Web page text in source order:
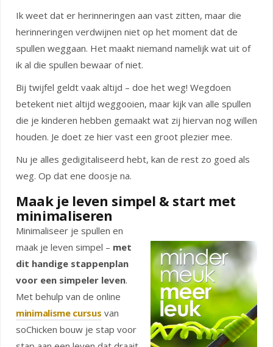
Ik weet dat er herinneringen aan vast zitten, maar die
herinneringen verdwijnen niet op het moment dat de
spullen weggaan. Het maakt niemand namelijk wat uit of
ik al die spullen bewaar of niet.
Bij twijfel geldt vaak altijd – doe het weg! Wegdoen
betekent niet altijd weggooien, maar kijk van alle spullen
die je kinderen hebben gemaakt wat zij hiervan nog willen
houden. Je doet ze hier vast een groot plezier mee.
Nu je alles gedigitaliseerd hebt, kan de rest zo goed als
weg. Op dat ene doosje na.
Maak je leven simpel & start met
minimaliseren
Minimaliseer je spullen en
maak je leven simpel – met
dit handige stappenplan
voor een simpeler leven.
Met behulp van de online
minimalisme cursus van
soChicken bouw je stap voor